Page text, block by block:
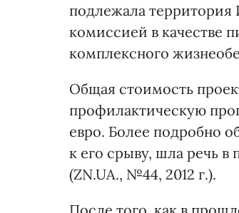
подлежала территория
комиссией в качестве
комплексного
Общая стоимость
профилактическую
евро. Более подробно
к его срыву, шла речь в
(ZN.UA., №44, 2012 г.).